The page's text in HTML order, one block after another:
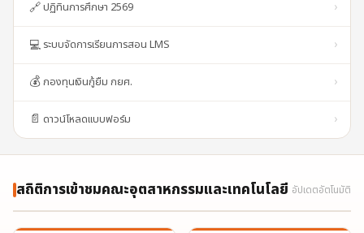
🔗ปฏิทินการศึกษา 2569 ›
💻 ระบบจัดการเรียนการสอน LMS ›
💰กองทุนเงินกู้ยืม กยศ. ›
📄 ดาวน์โหลดแบบฟอร์ม ›
สถิติการเข้าชมคณะอุตสาหกรรมและเทคโนโลยี อัปเดตอัตโนมัติ